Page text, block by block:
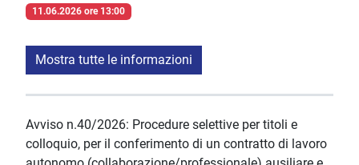
11.06.2026 ore 13:00
Mostra tutte le informazioni
Avviso n.40/2026: Procedure selettive per titoli e
colloquio, per il conferimento di un contratto di lavoro